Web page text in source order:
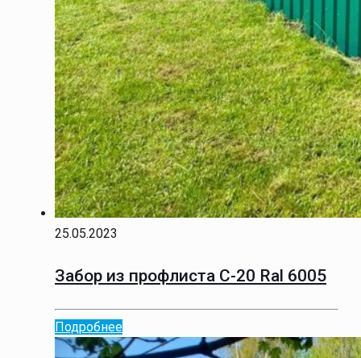
25.05.2023
Забор из профлиста С-20 Ral 6005
Подробнее